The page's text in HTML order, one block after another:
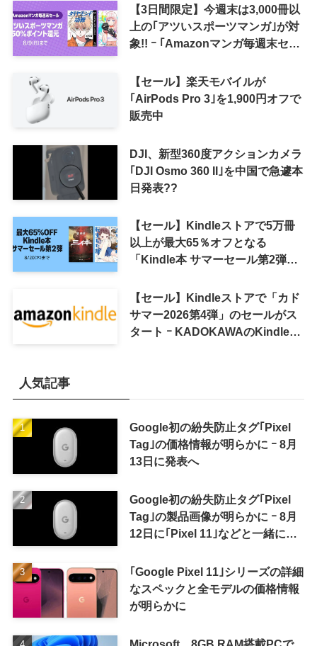
【3日間限定】今週末は3,000冊以
上の｢アツいスポーツマンガ｣が対
象!! ｰ ｢Amazonマンガ毎週末セー
【セール】楽天モバイルが
｢AirPods Pro 3｣を1,900円オフで
販売中
DJI、新型360度アクションカメラ
｢DJI Osmo 360 II｣を中国で急遽本
日発表??
【セール】Kindleストアで5万冊
以上が最大65％オフとなる
「Kindle本 サマーセール第2弾」
【セール】Kindleストアで「カド
サマー2026第4弾」のセールがス
タート ｰ KADOKAWAのKindle本
人気記事
Google初の紛失防止タグ｢Pixel
Tag｣の価格情報が明らかに ｰ 8月
13日に発表へ
Google初の紛失防止タグ｢Pixel
Tag｣の製品画像が明らかに ｰ 8月
12日に｢Pixel 11｣などと一緒に発
｢Google Pixel 11｣シリーズの詳細
なスペックと全モデルの価格情報
が明らかに